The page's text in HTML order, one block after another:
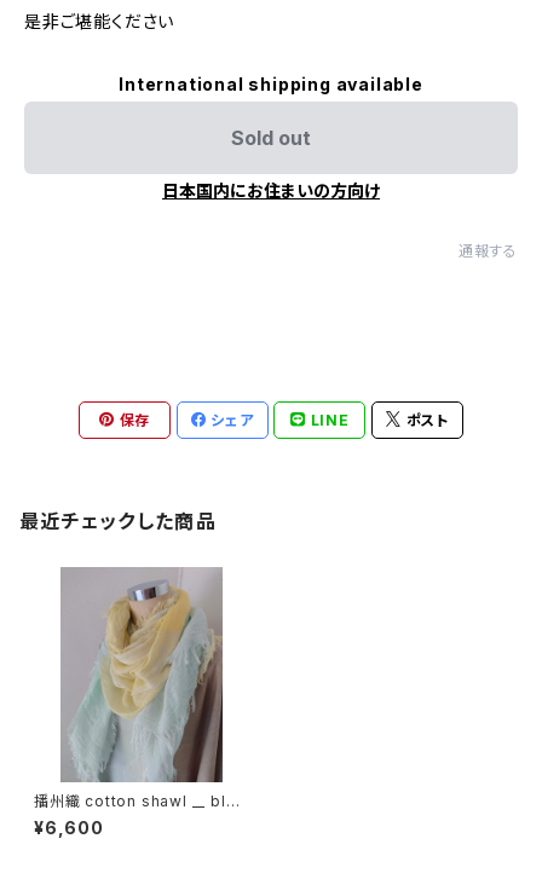
是非ご堪能ください
International shipping available
Sold out
日本国内にお住まいの方向け
通報する
保存 シェア LINE ポスト
最近チェックした商品
播州織 cotton shawl __ bloc
k 220
¥6,600